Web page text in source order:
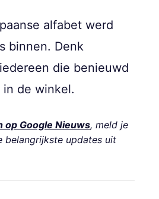
alfabet werd
binnen. Denk
die benieuwd
de winkel.
op Google Nieuws, meld je
belangrijkste updates uit